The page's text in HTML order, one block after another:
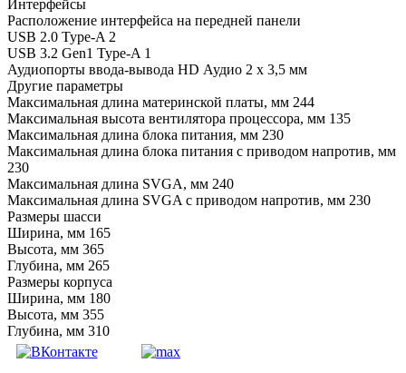
Интерфейсы
Расположение интерфейса на передней панели
USB 2.0 Type-A 2
USB 3.2 Gen1 Type-A 1
Аудиопорты ввода-вывода HD Аудио 2 x 3,5 мм
Другие параметры
Максимальная длина материнской платы, мм 244
Максимальная высота вентилятора процессора, мм 135
Максимальная длина блока питания, мм 230
Максимальная длина блока питания с приводом напротив, мм
230
Максимальная длина SVGA, мм 240
Максимальная длина SVGA с приводом напротив, мм 230
Размеры шасси
Ширина, мм 165
Высота, мм 365
Глубина, мм 265
Размеры корпуса
Ширина, мм 180
Высота, мм 355
Глубина, мм 310